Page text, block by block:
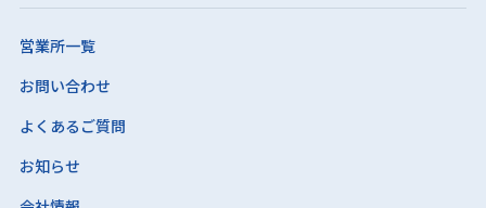
営業所一覧
お問い合わせ
よくあるご質問
お知らせ